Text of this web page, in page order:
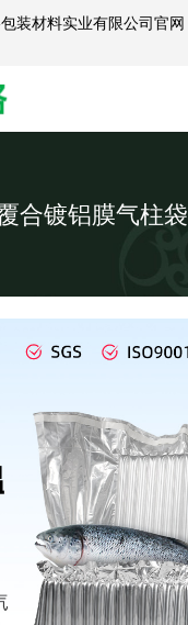
合镀铝膜气柱袋
装材料实业有限公司官网